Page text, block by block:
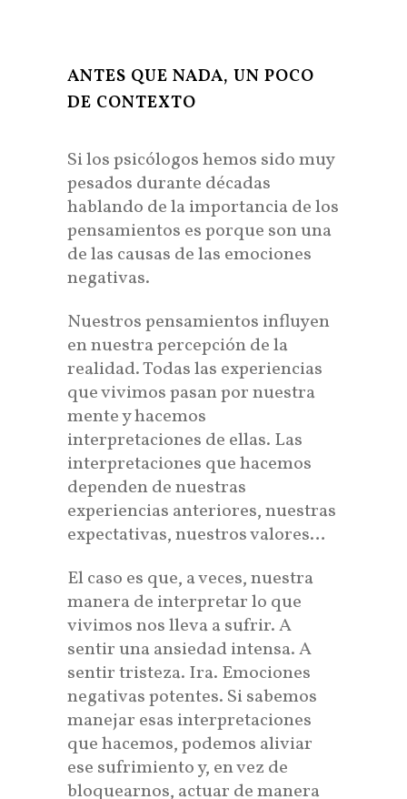
ANTES QUE NADA, UN POCO
DE CONTEXTO
Si los psicólogos hemos sido muy
pesados durante décadas
hablando de la importancia de los
pensamientos es porque son una
de las causas de las emociones
negativas.
Nuestros pensamientos influyen
en nuestra percepción de la
realidad. Todas las experiencias
que vivimos pasan por nuestra
mente y hacemos
interpretaciones de ellas. Las
interpretaciones que hacemos
dependen de nuestras
experiencias anteriores, nuestras
expectativas, nuestros valores…
El caso es que, a veces, nuestra
manera de interpretar lo que
vivimos nos lleva a sufrir. A
sentir una ansiedad intensa. A
sentir tristeza. Ira. Emociones
negativas potentes. Si sabemos
manejar esas interpretaciones
que hacemos, podemos aliviar
ese sufrimiento y, en vez de
bloquearnos, actuar de manera